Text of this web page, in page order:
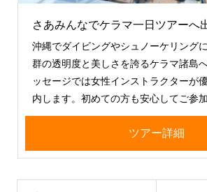
さあみんなでケラマ一日ツアーへ
沖縄でダイビングやシュノーケリング
群の透明度と美しさを誇るケラマ諸島
ッセージでは女性インストラクターが
内します。初めての方も安心してご参加
ツアー詳細